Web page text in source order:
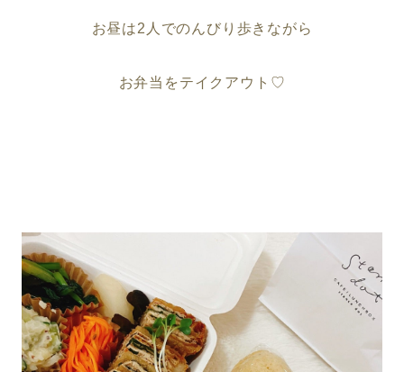
お昼は2人でのんびり歩きながら
お弁当をテイクアウト♡